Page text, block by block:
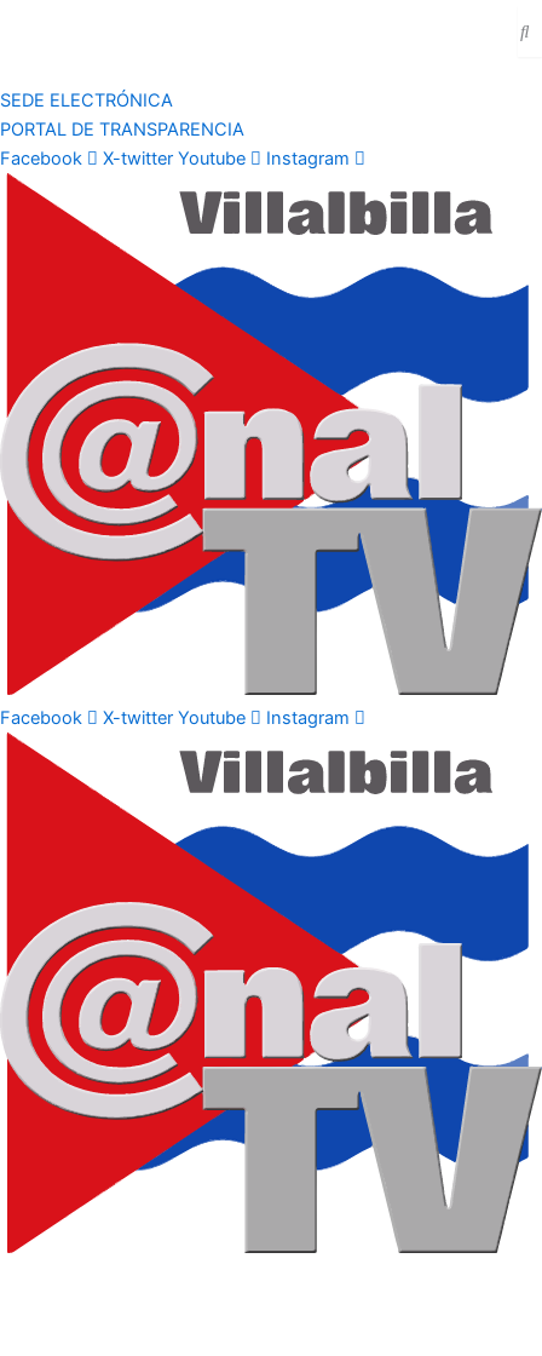
SEDE ELECTRÓNICA
PORTAL DE TRANSPARENCIA
Facebook
X-twitter Youtube Instagram
Facebook X-twitter Youtube Instagram